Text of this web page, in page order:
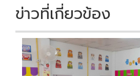
ข่าวที่เกี่ยวข้อง